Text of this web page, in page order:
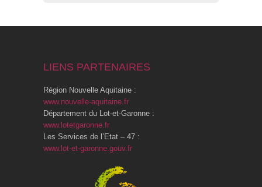
LIENS PARTENAIRES
Région Nouvelle Aquitaine :
www.nouvelle-aquitaine.fr
Département du Lot-et-Garonne :
www.lotetgaronne.fr
Les Services de l’Etat – 47 :
www.lot-et-garonne.gouv.fr